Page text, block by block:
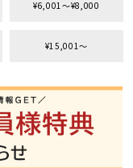
¥6,001〜¥8,000
¥15,001〜